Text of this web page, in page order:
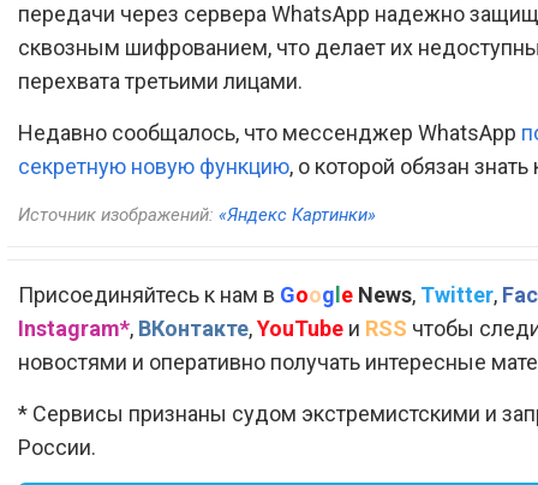
передачи через сервера WhatsApp надежно
сквозным шифрованием, что делает их
перехвата третьими лицами.
Недавно сообщалось, что мессенджер WhatsApp
секретную новую функцию, о которой обязан
Источник изображений: «Яндекс Картинки»
Присоединяйтесь к нам в Google News, Twitter,
Instagram*, ВКонтакте,YouTube и RSS чтобы
новостями и оперативно получать интересные
* Сервисы признаны судом экстремистскими и
России.